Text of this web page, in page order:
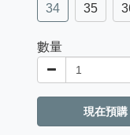
34 35
數量
現在預購